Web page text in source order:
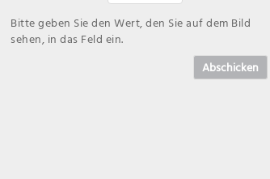
Bitte geben Sie den Wert, den Sie auf dem Bild
sehen, in das Feld ein.
Abschicken